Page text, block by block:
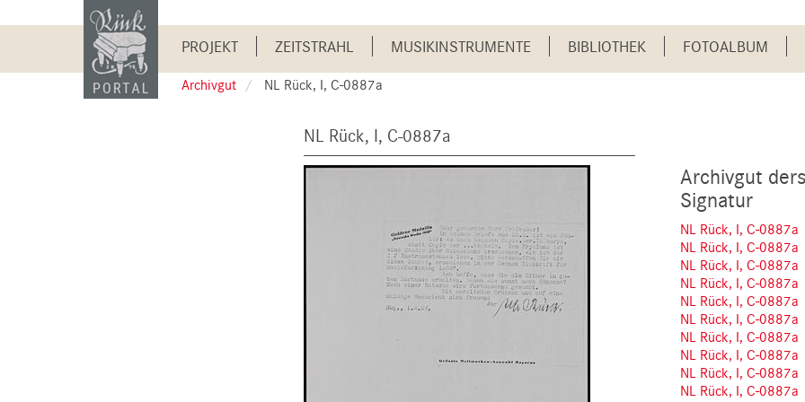
to
Main
navigation
PROJEKT ZEITSTRAHL MUSIKINSTRUMENTE BIBLIOTHEK FOTOALBUM
Archivgut NL Rück, I, C-0887a
NL Rück, I, C-0887a
Archivgut
Signatur
NL Rück, I, C-0887a
NL Rück, I, C-0887a
NL Rück, I, C-0887a
NL Rück, I, C-0887a
NL Rück, I, C-0887a
NL Rück, I, C-0887a
NL Rück, I, C-0887a
NL Rück, I, C-0887a
NL Rück, I, C-0887a
NL Rück, I, C-0887a